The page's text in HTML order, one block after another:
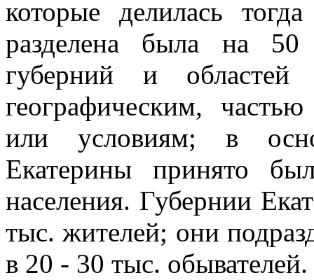
которые делилась
разделена была на
губерний и областей
географическим,
или условиям; в
Екатерины принято
населения. Губернии
тыс. жителей; они
в 20 - 30 тыс. обывателей.